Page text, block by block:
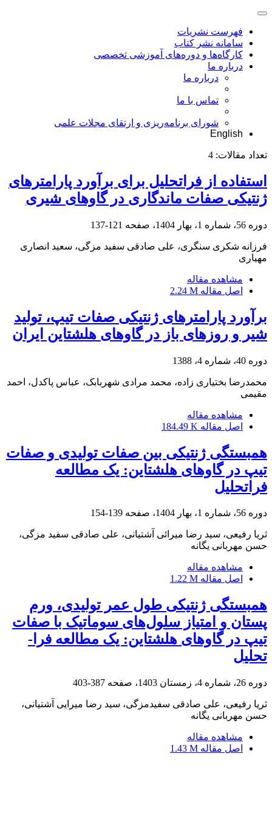
فهرست نشریات
سامانه نشر کتاب
کارگاه‌ها و دوره‌های آموزشی تخصصی
درباره ما
درباره ما
تماس با ما
شورای برنامه‌ریزی و ارتقای مجلات علمی
English
تعداد مقالات: 4
استفاده از فراتحلیل برای برآورد پارامترهای
ژنتیکی صفات ماندگاری در گاوهای شیری
دوره 56، شماره 1، بهار 1404، صفحه 121-137
فرزانه شکری سنگری، علی صادقی سفید مزگی، سعید انصاری
مهیاری
مشاهده مقاله
اصل مقاله 2.24 M
برآورد پارامترهای ژنتیکی صفات تیپ، تولید
شیر و روزهای باز در گاوهای هلشتاین ایران
دوره 40، شماره 4، 1388
محمدرضا بختیاری زاده، محمد مرادی شهربابک، عباس پاکدل، احمد
مقیمی
مشاهده مقاله
اصل مقاله 184.49 K
همبستگی ژنتیکی بین صفات تولیدی و صفات
تیپ در گاوهای هلشتاین: یک مطالعه
فراتحلیل
دوره 56، شماره 1، بهار 1404، صفحه 139-154
ثریا رفیعی، سید رضا میرائی آشتیانی، علی صادقی سفید مزگی،
حسن مهربانی یگانه
مشاهده مقاله
اصل مقاله 1.22 M
همبستگی ژنتیکی طول عمر تولیدی، ورم
پستان و امتیاز سلول‌های سوماتیک با صفات
تیپ در گاوهای هلشتاین: یک مطالعه فرا-
تحلیل
دوره 26، شماره 4، زمستان 1403، صفحه 387-403
ثریا رفیعی، علی صادقی سفیدمزگی، سید رضا میرایی آشتیانی،
حسن مهربانی یگانه
مشاهده مقاله
اصل مقاله 1.43 M